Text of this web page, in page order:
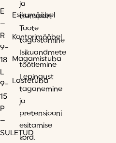
E
–
R
9-
18
L
9-
15
P
–
SULETUD
ja
transport
Toote
tagastamine
Isikuandmete
töötlemine
Lepingust
taganemine
ja
pretensiooni
esitamise
kord.
Esikumööbel
Kontorimööbel
Magamistuba
Lastetuba